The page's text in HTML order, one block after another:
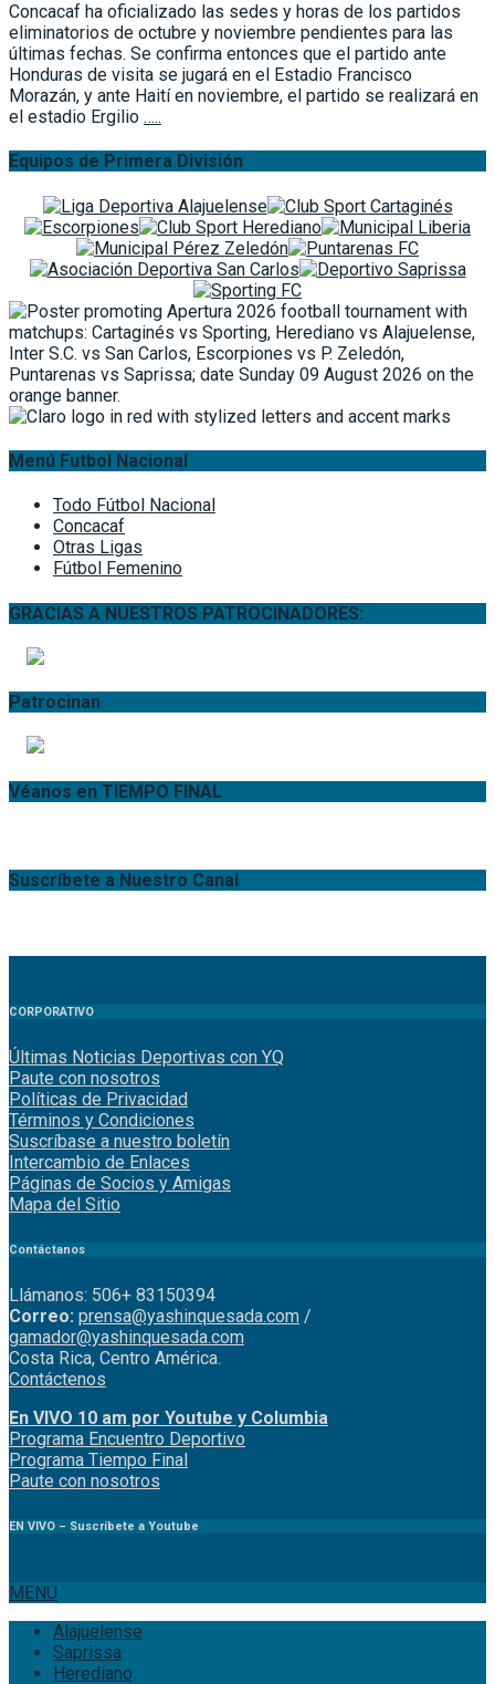
Concacaf ha oficializado las sedes y horas de los partidos
eliminatorios de octubre y noviembre pendientes para las
últimas fechas. Se confirma entonces que el partido ante
Honduras de visita se jugará en el Estadio Francisco
Morazán, y ante Haití en noviembre, el partido se realizará en
el estadio Ergilio …..
Equipos de Primera División
Menú Futbol Nacional
Todo Fútbol Nacional
Concacaf
Otras Ligas
Fútbol Femenino
GRACIAS A NUESTROS PATROCINADORES:
Patrocinan
Véanos en TIEMPO FINAL
Suscríbete a Nuestro Canal
CORPORATIVO
Últimas Noticias Deportivas con YQ
Paute con nosotros
Políticas de Privacidad
Términos y Condiciones
Suscríbase a nuestro boletín
Intercambio de Enlaces
Páginas de Socios y Amigas
Mapa del Sitio
Contáctanos
Llámanos: 506+ 83150394
Correo: prensa@yashinquesada.com /
gamador@yashinquesada.com
Costa Rica, Centro América.
Contáctenos
En VIVO 10 am por Youtube y Columbia
Programa Encuentro Deportivo
Programa Tiempo Final
Paute con nosotros
EN VIVO – Suscríbete a Youtube
MENU
Alajuelense
Saprissa
Herediano